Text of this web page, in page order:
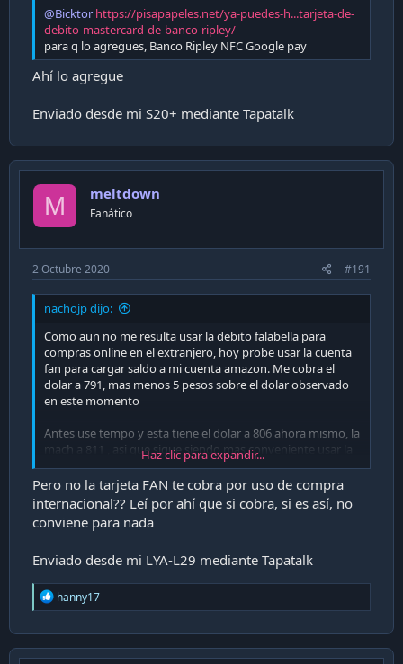
@Bicktor https://pisapapeles.net/ya-puedes-h...tarjeta-de-
debito-mastercard-de-banco-ripley/
para q lo agregues, Banco Ripley NFC Google pay
Ahí lo agregue
Enviado desde mi S20+ mediante Tapatalk
M meltdown
Fanático
2 Octubre 2020 #191
nachojp dijo:
Como aun no me resulta usar la debito falabella para
compras online en el extranjero, hoy probe usar la cuenta
fan para cargar saldo a mi cuenta amazon. Me cobra el
dolar a 791, mas menos 5 pesos sobre el dolar observado
en este momento
Antes use tempo y esta tiene el dolar a 806 ahora mismo, la
mach a 811 , asi que sigue siendo mas conveniente usar la
cuenta fan
Haz clic para expandir...
Pero no la tarjeta FAN te cobra por uso de compra
internacional?? Leí por ahí que si cobra, si es así, no
conviene para nada
Enviado desde mi LYA-L29 mediante Tapatalk
R
e
c
t
hanny17